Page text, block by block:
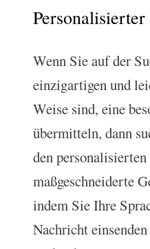
Wenn Sie auf der
einzigartigen und
Weise sind, eine
übermitteln, dann
den
maßgeschneiderte
indem Sie Ihre
Nachricht